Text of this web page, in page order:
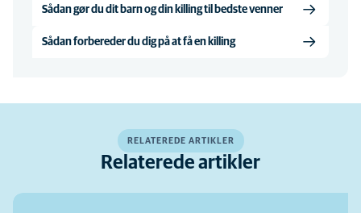
Sådan gør du dit barn og din killing til bedste venner
Sådan forbereder du dig på at få en killing
RELATEREDE ARTIKLER
Relaterede artikler